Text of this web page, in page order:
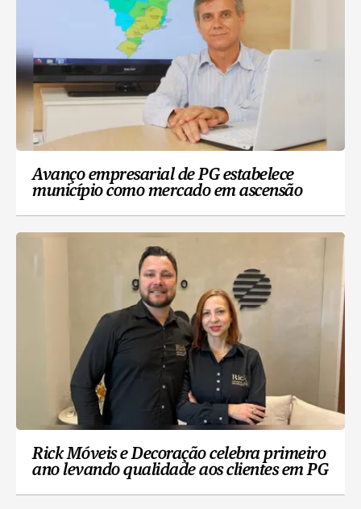
Avanço empresarial de PG estabelece
município como mercado em ascensão
Rick Móveis e Decoração celebra primeiro
ano levando qualidade aos clientes em PG